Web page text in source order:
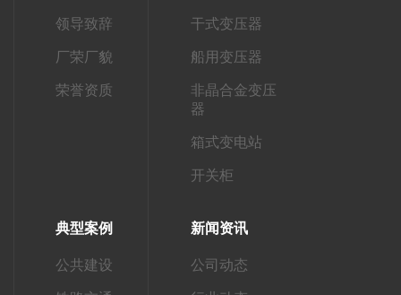
领导致辞
厂荣厂貌
荣誉资质
干式变压器
船用变压器
非晶合金变压
器
箱式变电站
开关柜
典型案例
公共建设
新闻资讯
公司动态